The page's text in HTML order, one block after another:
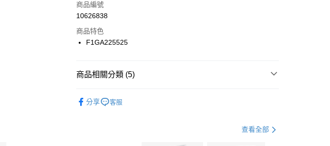
合作金庫商業銀行
華南商業銀行
上海商業儲蓄銀行
國泰世華商業銀行
聯邦商業銀行
台新國際商業銀行
LINE Pay
Apple Pay
【關於「AFTEE先享後付」】
商品編號
10626838
商品特色
F1GA225525
商品相關分類 (5)
分享 客服
查看全部